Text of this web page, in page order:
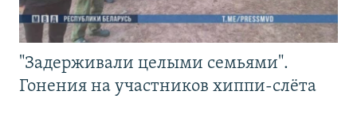
"Задерживали целыми семьями".
Гонения на участников хиппи-слёта